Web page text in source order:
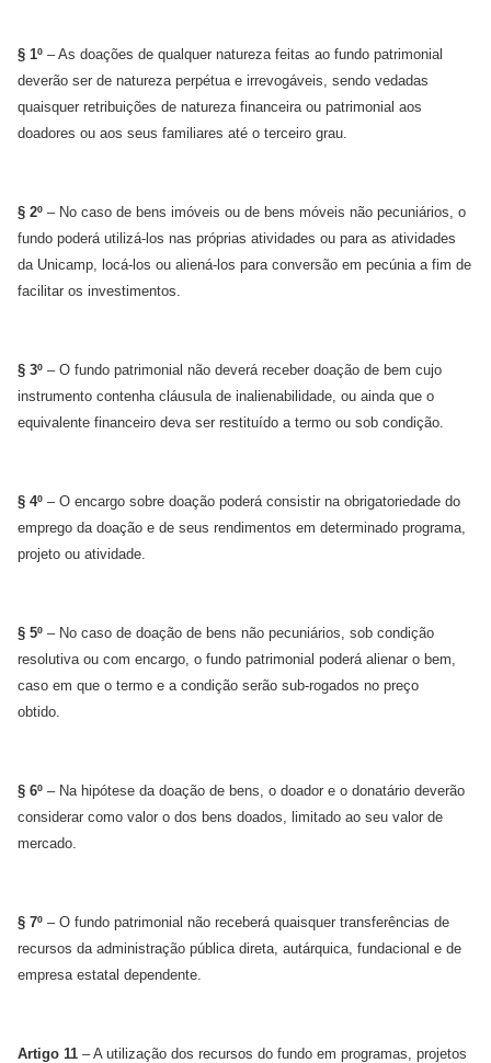
§ 1º – As doações de qualquer natureza feitas ao fundo patrimonial
deverão ser de natureza perpétua e irrevogáveis, sendo vedadas
quaisquer retribuições de natureza financeira ou patrimonial aos
doadores ou aos seus familiares até o terceiro grau.
§ 2º – No caso de bens imóveis ou de bens móveis não pecuniários, o
fundo poderá utilizá-los nas próprias atividades ou para as atividades
da Unicamp, locá-los ou aliená-los para conversão em pecúnia a fim de
facilitar os investimentos.
§ 3º – O fundo patrimonial não deverá receber doação de bem cujo
instrumento contenha cláusula de inalienabilidade, ou ainda que o
equivalente financeiro deva ser restituído a termo ou sob condição.
§ 4º – O encargo sobre doação poderá consistir na obrigatoriedade do
emprego da doação e de seus rendimentos em determinado programa,
projeto ou atividade.
§ 5º – No caso de doação de bens não pecuniários, sob condição
resolutiva ou com encargo, o fundo patrimonial poderá alienar o bem,
caso em que o termo e a condição serão sub-rogados no preço
obtido.
§ 6º – Na hipótese da doação de bens, o doador e o donatário deverão
considerar como valor o dos bens doados, limitado ao seu valor de
mercado.
§ 7º – O fundo patrimonial não receberá quaisquer transferências de
recursos da administração pública direta, autárquica, fundacional e de
empresa estatal dependente.
Artigo 11 – A utilização dos recursos do fundo em programas, projetos